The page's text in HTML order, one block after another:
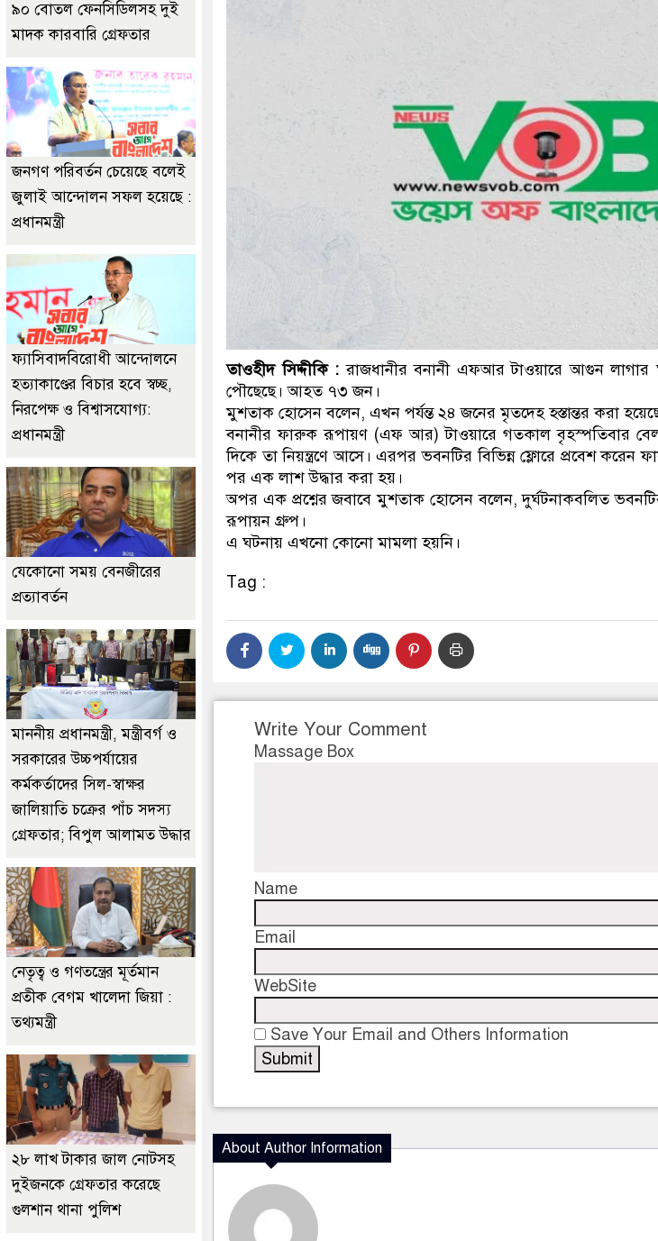
তাওহীদ সিদ্দীকি : রাজধানীর বনানী এফআর টাওয়ারে আগুন লাগার
পৌছেছে। আহত ৭৩ জন।
মুশতাক হোসেন বলেন, এখন পর্যন্ত ২৪ জনের মৃতদেহ হস্তান্তর করা
বনানীর ফারুক রূপায়ণ (এফ আর) টাওয়ারে গতকাল বৃহস্পতিবার
দিকে তা নিয়ন্ত্রণে আসে। এরপর ভবনটির বিভিন্ন ফ্লোরে প্রবেশ করেন
পর এক লাশ উদ্ধার করা হয়।
অপর এক প্রশ্নের জবাবে মুশতাক হোসেন বলেন, দুর্ঘটনাকবলিত
রূপায়ন গ্রুপ।
এ ঘটনায় এখনো কোনো মামলা হয়নি।
Tag :
Write Your Comment
Massage Box
Name
Email
WebSite
Save Your Email and Others Information
About Author Information
৯০ বোতল ফেনসিডিলসহ দুই
মাদক কারবারি গ্রেফতার
জনগণ পরিবর্তন চেয়েছে বলেই
জুলাই আন্দোলন সফল হয়েছে :
প্রধানমন্ত্রী
ফ্যাসিবাদবিরোধী আন্দোলনে
হত্যাকাণ্ডের বিচার হবে স্বচ্ছ,
নিরপেক্ষ ও বিশ্বাসযোগ্য:
প্রধানমন্ত্রী
যেকোনো সময় বেনজীরের
প্রত্যাবর্তন
মাননীয় প্রধানমন্ত্রী, মন্ত্রীবর্গ ও
সরকারের উচ্চপর্যায়ের
কর্মকর্তাদের সিল-স্বাক্ষর
জালিয়াতি চক্রের পাঁচ সদস্য
গ্রেফতার; বিপুল আলামত উদ্ধার
নেতৃত্ব ও গণতন্ত্রের মূর্তমান
প্রতীক বেগম খালেদা জিয়া :
তথ্যমন্ত্রী
২৮ লাখ টাকার জাল নোটসহ
দুইজনকে গ্রেফতার করেছে
গুলশান থানা পুলিশ